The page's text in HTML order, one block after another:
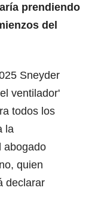
prendiendo
del
Sneyder
ventilador'
todos los
la
abogado
quien
declarar